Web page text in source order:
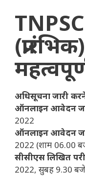
अधिसूचना जारी करने
ऑनलाइन आवेदन
2022
ऑनलाइन आवेदन
2022 (शाम 06.00
सीसीएस लिखित
2022, सुबह 9.30